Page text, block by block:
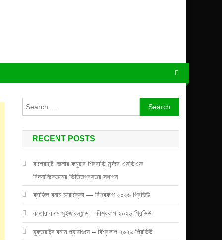
Search
for:
RECENT POSTS
বাগেরহাট জেলার কচুয়ার শিববাড়ি মন্দিরে এসডিএফ
বিদ্যানিকেতনের ভিত্তিপ্রস্তর স্থাপন
ব্রাজিল বনাম মরোক্কো — বিশ্বকাপ ২০২৬ প্রিভিউ
কাতার বনাম সুইজারল্যান্ড – বিশ্বকাপ ২০২৬ প্রিভিউ
যুক্তরাষ্ট্র বনাম প্যারাগুয়ে – বিশ্বকাপ ২০২৬ প্রিভিউ